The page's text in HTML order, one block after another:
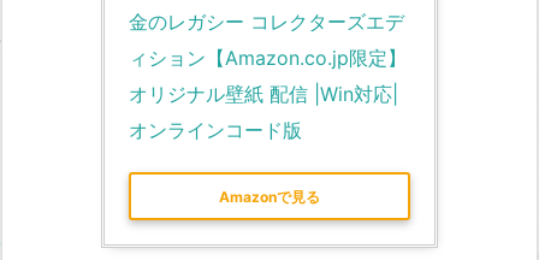
金のレガシー コレクターズエデ
ィション【Amazon.co.jp限定】
オリジナル壁紙 配信 |Win対応|
オンラインコード版
Amazonで見る